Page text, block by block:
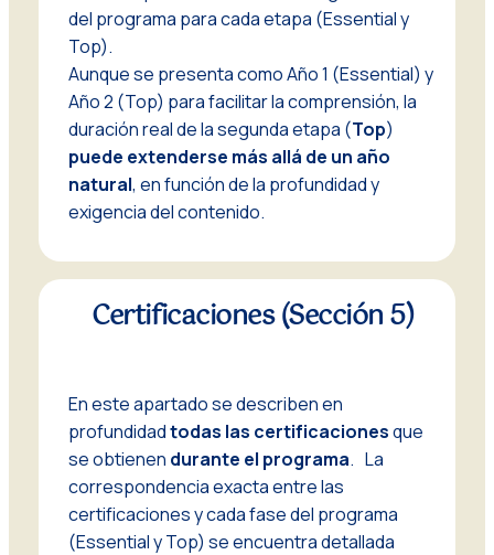
del programa para cada etapa (Essential y
Top).
Aunque se presenta como Año 1 (Essential) y
Año 2 (Top) para facilitar la comprensión, la
duración real de la segunda etapa (Top)
puede extenderse más allá de un año
natural, en función de la profundidad y
exigencia del contenido.
Certificaciones (Sección 5)
En este apartado se describen en
profundidadtodas las certificacionesque
se obtienen durante el programa. La
correspondencia exacta entre las
certificaciones y cada fase del programa
(Essential y Top) se encuentra detallada